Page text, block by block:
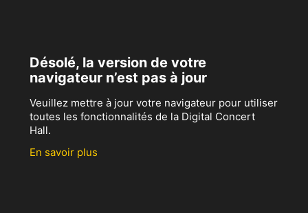
Désolé, la version de votre
navigateur n’est pas à jour
Veuillez mettre à jour votre navigateur pour utiliser
toutes les fonctionnalités de la Digital Concert
Hall.
En savoir plus